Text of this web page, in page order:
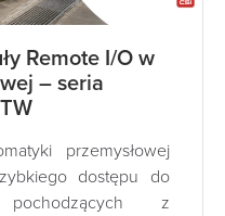
Remote I/O w
– seria
przemysłowej
dostępu do
z